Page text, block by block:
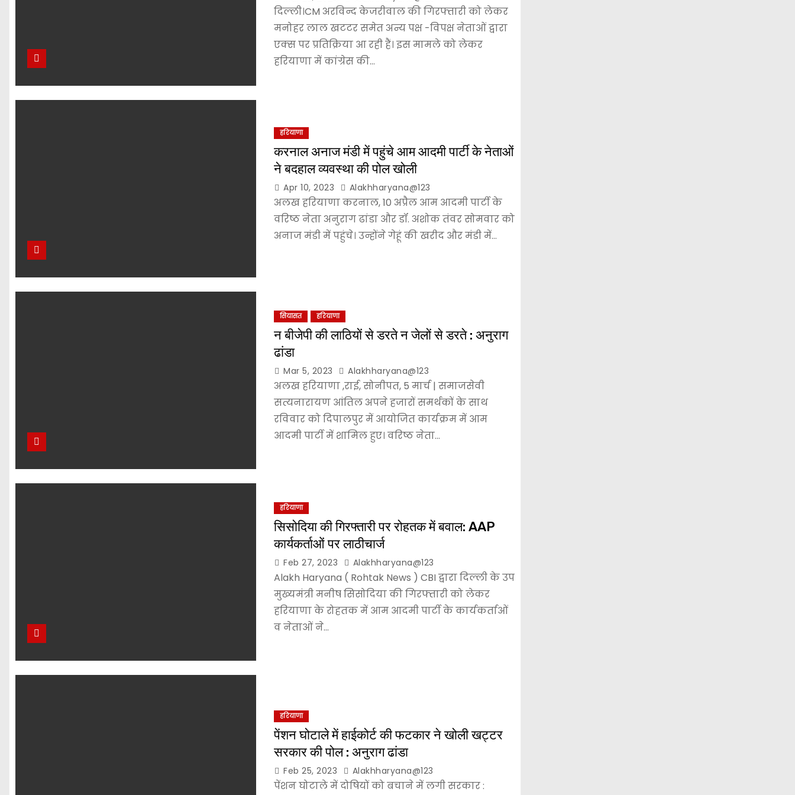
दिल्ली।CM अरविन्द केजरीवाल की गिरफ्तारी को लेकर
मनोहर लाल खटटर समेत अन्य पक्ष -विपक्ष नेताओं द्वारा
एक्स पर प्रतिक्रिया आ रही हैं। इस मामले को लेकर
हरियाणा में कांग्रेस की…
हरियाणा
करनाल अनाज मंडी में पहुंचे आम आदमी पार्टी के नेताओं
ने बदहाल व्यवस्था की पोल खोली
Apr 10, 2023 Alakhharyana@123
अलख हरियाणा करनाल, 10 अप्रैल आम आदमी पार्टी के
वरिष्ठ नेता अनुराग ढांडा और डॉ. अशोक तंवर सोमवार को
अनाज मंडी में पहुंचे। उन्होंने गेहूं की खरीद और मंडी में…
सियासत हरियाणा
न बीजेपी की लाठियों से डरते न जेलों से डरते : अनुराग
ढांडा
Mar 5, 2023 Alakhharyana@123
अलख हरियाणा ,राई, सोनीपत, 5 मार्च | समाजसेवी
सत्यनारायण आंतिल अपने हजारों समर्थकों के साथ
रविवार को दिपालपुर में आयोजित कार्यक्रम में आम
आदमी पार्टी में शामिल हुए। वरिष्ठ नेता…
हरियाणा
सिसोदिया की गिरफ्तारी पर रोहतक में बवाल: AAP
कार्यकर्ताओं पर लाठीचार्ज
Feb 27, 2023 Alakhharyana@123
Alakh Haryana ( Rohtak News ) CBI द्वारा दिल्ली के उप
मुख्यमंत्री मनीष सिसोदिया की गिरफ्तारी को लेकर
हरियाणा के रोहतक में आम आदमी पार्टी के कार्यकर्ताओं
व नेताओं ने…
हरियाणा
पेंशन घोटाले में हाईकोर्ट की फटकार ने खोली खट्टर
सरकार की पोल : अनुराग ढांडा
Feb 25, 2023 Alakhharyana@123
पेंशन घोटाले में दोषियों को बचाने में लगी सरकार :